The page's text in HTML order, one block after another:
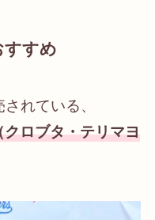
すすめ
れている、
ロブタ・テリマヨ